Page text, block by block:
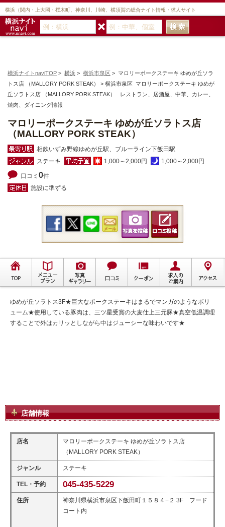
横浜（関内・上大岡・桜木町、神奈川、川崎、横須賀の総合ナイト情報・求人サイト
横浜ナイトnaviTOP > 横浜 > 横浜市泉区 > マロリーポークステーキ ゆめが丘ソラ
トス店 （MALLORY PORK STEAK） > 横浜市泉区 マロリーポークステーキ ゆめが
丘ソラトス店 （MALLORY PORK STEAK） レストラン、居酒屋、中華、カレー、
焼肉、ダイニング情報
マロリーポークステーキ ゆめが丘ソラトス店
（MALLORY PORK STEAK）
相鉄いずみ野線ゆめが丘駅、ブルーライン下飯田駅
ステーキ
1,000～2,000円 1,000～2,000円
口コミ 0件
施設に準ずる
ゆめが丘ソラトス3F★巨大なポークステーキはまるでマンガのようなボリ
ューム★使用している豚肉は、三ツ星受賞の大麦仕上三元豚★真空低温調理
することで外はカリッとしながら中はジューシーな味わいです★
店舗情報
店名
マロリーポークステーキ ゆめが丘ソラトス店
（MALLORY PORK STEAK）
ジャンル ステーキ
TEL・予約 045-435-5229
住所
神奈川県横浜市泉区下飯田町１５８４−２ 3F フード
コート内